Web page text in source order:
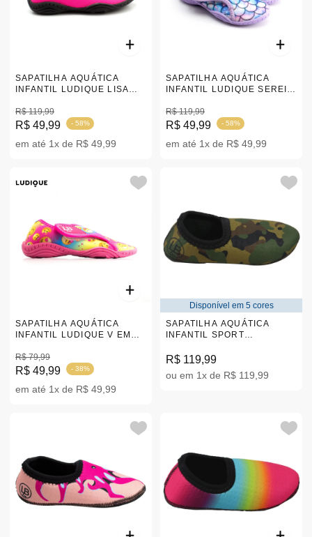
SAPATILHA AQUÁTICA
INFANTIL LUDIQUE LISA
R$ 119,99
R$ 49,99 - 58%
em até 1x de R$ 49,99
SAPATILHA AQUÁTICA
INFANTIL LUDIQUE SEREIA
R$ 119,99
R$ 49,99 - 58%
em até 1x de R$ 49,99
SAPATILHA AQUÁTICA
INFANTIL LUDIQUE V EMOJI
R$ 79,99
R$ 49,99 - 38%
em até 1x de R$ 49,99
Disponível em 5 cores
SAPATILHA AQUÁTICA
INFANTIL SPORT
|A10810/2
R$ 119,99
ou em 1x de R$ 119,99